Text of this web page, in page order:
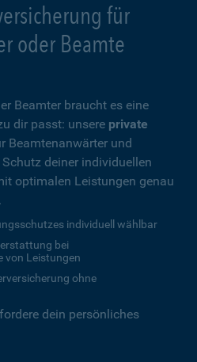
für
oder Beamte
Beamter braucht es eine
dir passt: unsere private
Beamtenanwärter und
deiner individuellen
optimalen Leistungen genau
individuell wählbar
bei
von Leistungen
ohne
dein persönliches